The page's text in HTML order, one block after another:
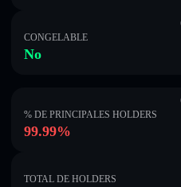
CONGELABLE
No
% DE PRINCIPALES HOLDERS
99.99%
TOTAL DE HOLDERS